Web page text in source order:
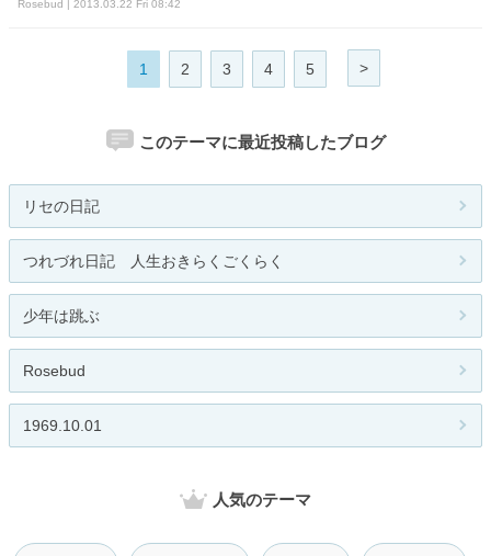
Rosebud | 2013.03.22 Fri 08:42
1 2 3 4 5 >
このテーマに最近投稿したブログ
リセの日記
つれづれ日記 人生おきらくごくらく
少年は跳ぶ
Rosebud
1969.10.01
人気のテーマ